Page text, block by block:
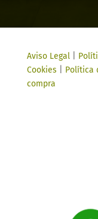
Aviso Legal|
Cookies
Política
compra